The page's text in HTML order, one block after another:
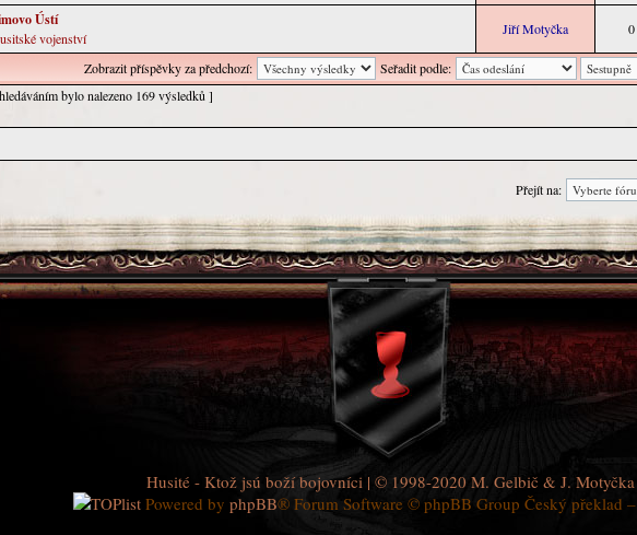
Ústí
vojenství
Jiří Motyčka 0
Zobrazit příspěvky za předchozí:
Seřadit podle:
bylo nalezeno 169 výsledků ]
Přejít na:
Husité - Ktož jsú boží bojovníci| © 1998-2020 M. Gelbič & J. Motyčka
Powered by phpBB® Forum Software © phpBB Group Český překlad –